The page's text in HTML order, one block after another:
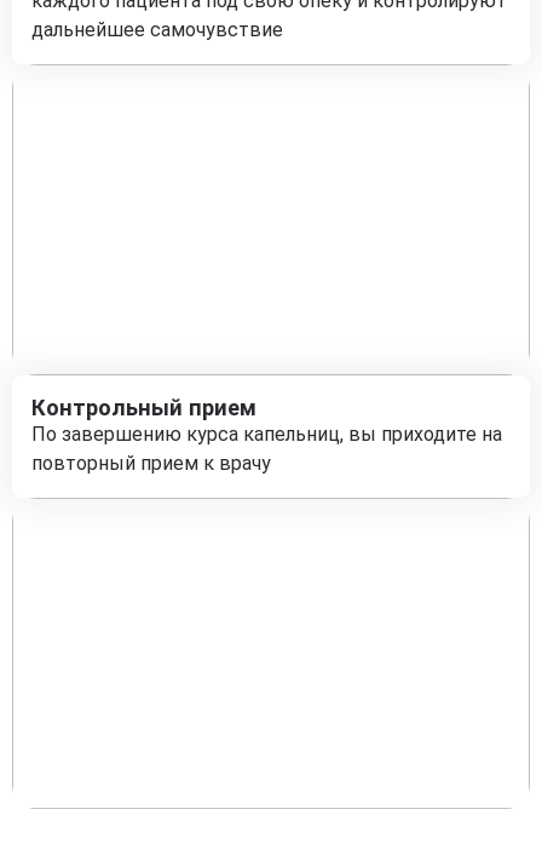
дальнейшее самочувствие
Контрольный прием
По завершению курса капельниц, вы приходите на
повторный прием к врачу